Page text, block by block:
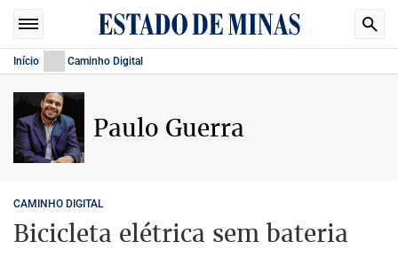
Início Caminho Digital
Paulo Guerra
CAMINHO DIGITAL
Bicicleta elétrica sem bateria